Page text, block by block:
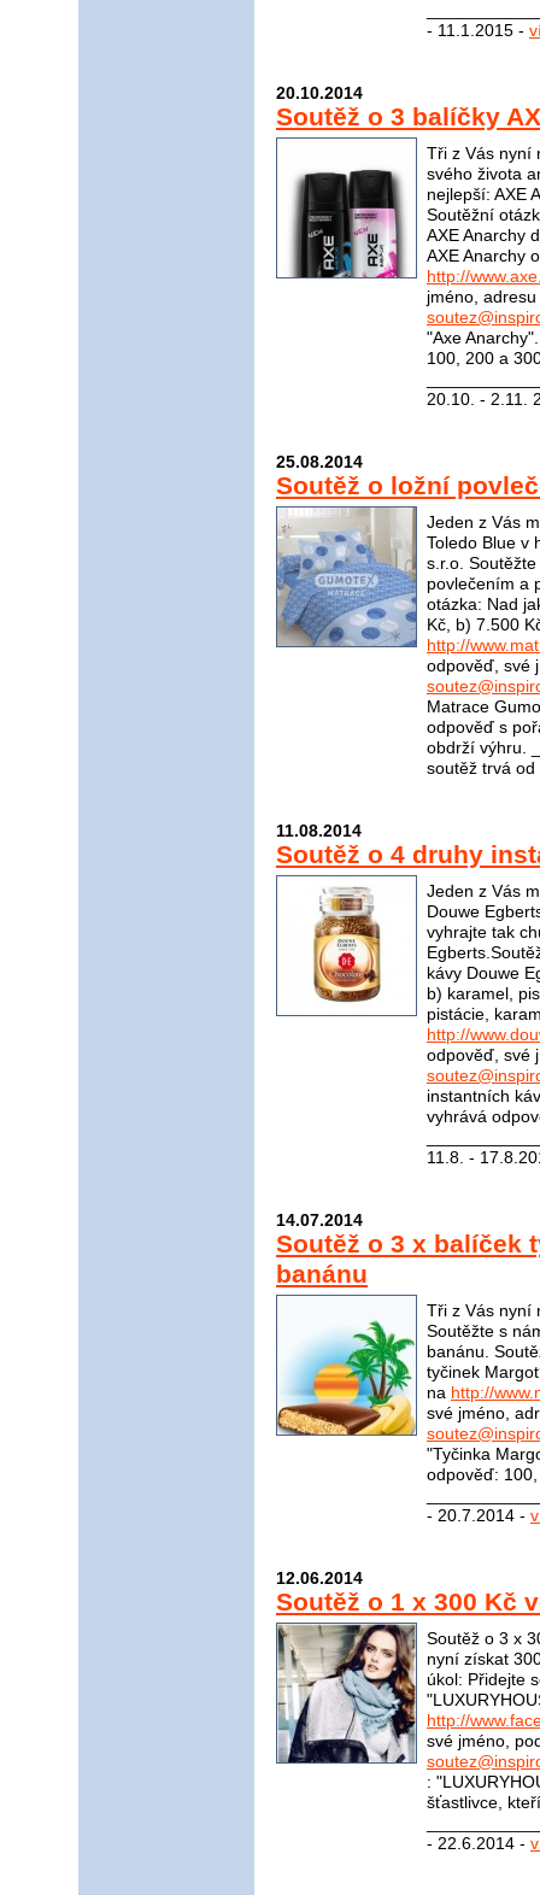
- 11.1.2015 -
20.10.2014
Soutěž o 3 balíčky
Tři z Vás nyní
svého života
nejlepší: AXE
Soutěžní
AXE Anarchy
AXE Anarchy
http://
jméno,
"Axe
100, 200 a
20.10. - 2.11.
25.08.2014
Soutěž o ložní
Jeden z Vás
Toledo Blue v
s.r.o.
povlečením a
otázka: Nad
Kč, b) 7.500
http://
odpověď, své
Matrace
odpověď s
obdrží výhru.
soutěž trvá
11.08.2014
Soutěž o 4 druhy
Jeden z Vás
Douwe
vyhrajte tak
kávy Douwe
b) karamel,
pistácie,
http://
odpověď, své
instantních
vyhrává
11.8. -
14.07.2014
Soutěž o 3 x balíček
banánu
Tři z Vás nyní
Soutěžte s
banánu.
tyčinek
na http://
své jméno,
"Tyčinka
odpověď:
- 20.7.2014 -
12.06.2014
Soutěž o 1 x 300 Kč
Soutěž o 3 x
nyní získat
úkol: Přidejte
http://
své jméno,
:
šťastlivce,
- 22.6.2014 -